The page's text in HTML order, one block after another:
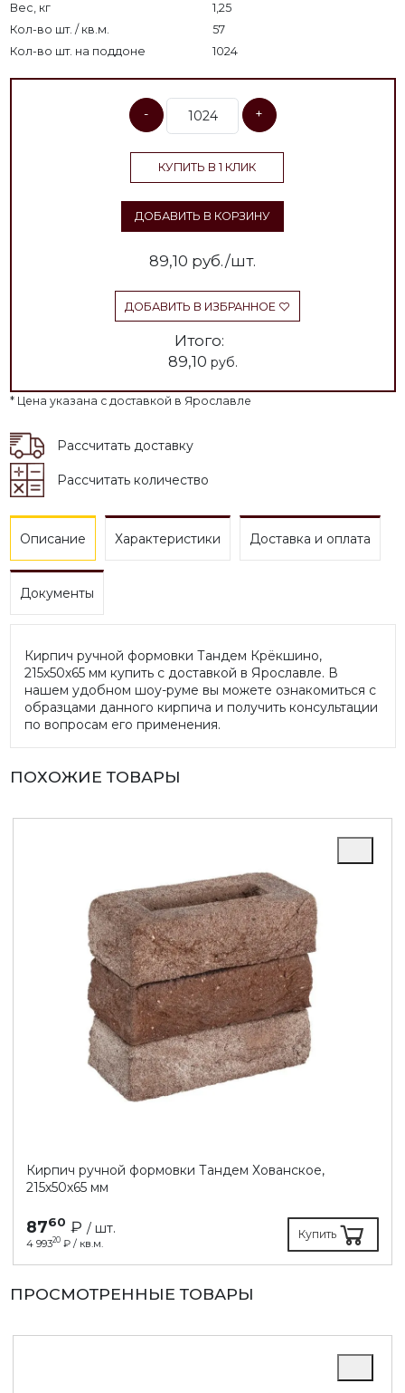
Вес, кг
1,25
Кол-во шт. / кв.м.
57
Кол-во шт. на поддоне
1024
- +
КУПИТЬ В 1 КЛИК
ДОБАВИТЬ В КОРЗИНУ
89,10 руб./шт.
ДОБАВИТЬ В ИЗБРАННОЕ
Итого:
89,10 руб.
* Цена указана с доставкой в Ярославле
Рассчитать доставку
Рассчитать количество
Описание Характеристики Доставка и оплата
Документы
Кирпич ручной формовки Тандем Крёкшино,
215х50х65 мм купить с доставкой в Ярославле. В
нашем удобном шоу-руме вы можете ознакомиться с
образцами данного кирпича и получить консультации
по вопросам его применения.
ПОХОЖИЕ ТОВАРЫ
Кирпич ручной формовки Тандем Хованское,
215х50х65 мм
8760 ₽ / шт.
4 99320 ₽ / кв.м.
Купить
ПРОСМОТРЕННЫЕ ТОВАРЫ